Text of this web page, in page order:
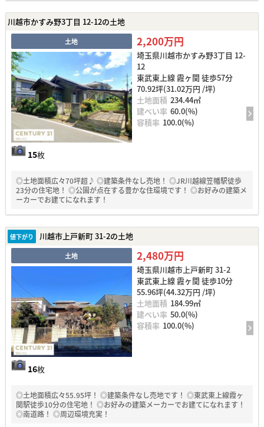
川越市かすみ野3丁目 12-12の土地
土地
15枚
2,200万円
埼玉県川越市かすみ野3丁目 12-
12
東武東上線 霞ヶ関 徒歩57分
70.92坪(31.02万円 /坪)
土地面積 234.44㎡
建ぺい率 60.0(%)
容積率 100.0(%)
◎土地面積広々70坪超♪ ◎建築条件なし売地！ ◎JR川越線笠幡駅徒歩
23分の住宅地！ ◎公園が点在する豊かな住環境です！ ◎お好みの建築メ
ーカーでお建てになれます！
値下がり 川越市上戸新町 31-2の土地
土地
16枚
2,480万円
埼玉県川越市上戸新町 31-2
東武東上線 霞ヶ関 徒歩10分
55.96坪(44.32万円 /坪)
土地面積 184.99㎡
建ぺい率 50.0(%)
容積率 100.0(%)
◎土地面積広々55.95坪！ ◎建築条件なし売地です！ ◎東武東上線霞ヶ
関駅徒歩10分の住宅地！ ◎お好みの建築メーカーでお建てになれます！
◎南道路！ ◎周辺環境充実！